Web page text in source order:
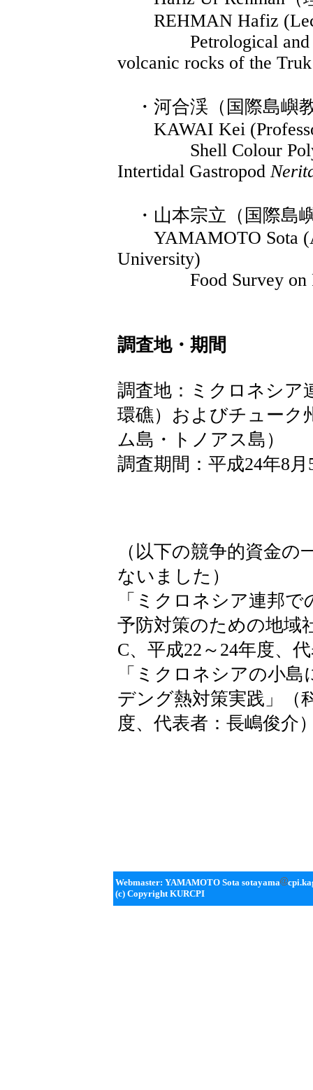
REHMAN Hafiz
Petrological and
volcanic rocks of the
・河合渓（国際島嶼
KAWAI Kei
Shell Colour
Intertidal Gastropod
・山本宗立（国際島
YAMAMOTO Sota
University)
Food Survey on
調査地・期間
調査地：ミクロネシア
環礁）およびチューク
ム島・トノアス島）
調査期間：平成24年8
（以下の競争的資金
ないました）
「ミクロネシア連邦
予防対策のための地域
C、平成22～24年度、
「ミクロネシアの小
デング熱対策実践」（
度、代表者：長嶋俊介
Webmaster: YAMAMOTO Sota sotayama
(c) Copyright KURCPI